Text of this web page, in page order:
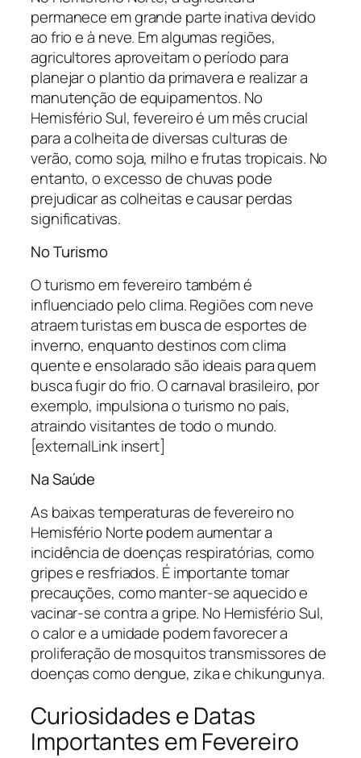
permanece em grande parte inativa devido
ao frio e à neve. Em algumas regiões,
agricultores aproveitam o período para
planejar o plantio da primavera e realizar a
manutenção de equipamentos. No
Hemisfério Sul, fevereiro é um mês crucial
para a colheita de diversas culturas de
verão, como soja, milho e frutas tropicais. No
entanto, o excesso de chuvas pode
prejudicar as colheitas e causar perdas
significativas.
No Turismo
O turismo em fevereiro também é
influenciado pelo clima. Regiões com neve
atraem turistas em busca de esportes de
inverno, enquanto destinos com clima
quente e ensolarado são ideais para quem
busca fugir do frio. O carnaval brasileiro, por
exemplo, impulsiona o turismo no país,
atraindo visitantes de todo o mundo.
[externalLink insert]
Na Saúde
As baixas temperaturas de fevereiro no
Hemisfério Norte podem aumentar a
incidência de doenças respiratórias, como
gripes e resfriados. É importante tomar
precauções, como manter-se aquecido e
vacinar-se contra a gripe. No Hemisfério Sul,
o calor e a umidade podem favorecer a
proliferação de mosquitos transmissores de
doenças como dengue, zika e chikungunya.
Curiosidades e Datas
Importantes em Fevereiro